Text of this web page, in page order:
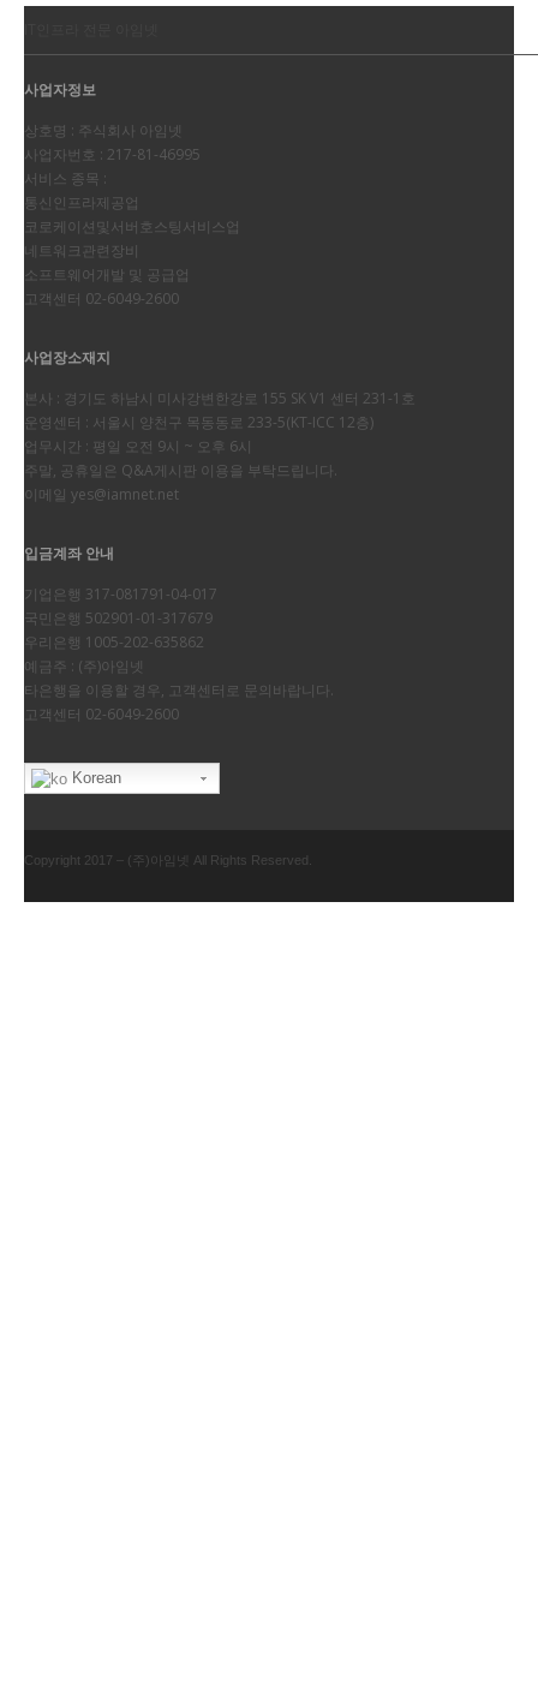
사업자정보
상호명 : 주식회사 아임넷
사업자번호 : 217-81-46995
서비스 종목 :
통신인프라제공업
코로케이션및서버호스팅서비스업
네트워크관련장비
소프트웨어개발 및 공급업
고객센터 02-6049-2600
사업장소재지
본사 : 경기도 하남시 미사강변한강로 155 SK V1 센터 231-1호
운영센터 : 서울시 양천구 목동동로 233-5(KT-ICC 12층)
업무시간 : 평일 오전 9시 ~ 오후 6시
주말, 공휴일은 Q&A게시판 이용을 부탁드립니다.
이메일 yes@iamnet.net
입금계좌 안내
기업은행 317-081791-04-017
국민은행 502901-01-317679
우리은행 1005-202-635862
예금주 : (주)아임넷
타은행을 이용할 경우, 고객센터로 문의바랍니다.
고객센터 02-6049-2600
Korean
Copyright 2017 – (주)아임넷 All Rights Reserved.